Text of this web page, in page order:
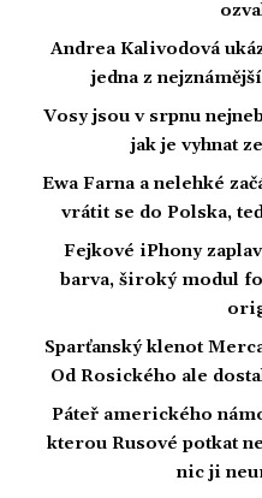
Andrea Kalivodová
jedna z
Vosy jsou v srpnu
jak je vyhnat
Ewa Farna a nelehké
vrátit se do Polska,
Fejkové iPhony
barva, široký modul
Sparťanský klenot
Od Rosického ale
Páteř amerického
kterou Rusové potkat
nic ji